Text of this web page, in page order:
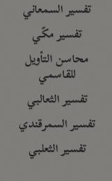
تفسير السمعاني
تفسير مكّي
محاسن التأويل
للقاسمي
تفسير الثعالبي
تفسير السمرقندي
تفسير الثعلبي